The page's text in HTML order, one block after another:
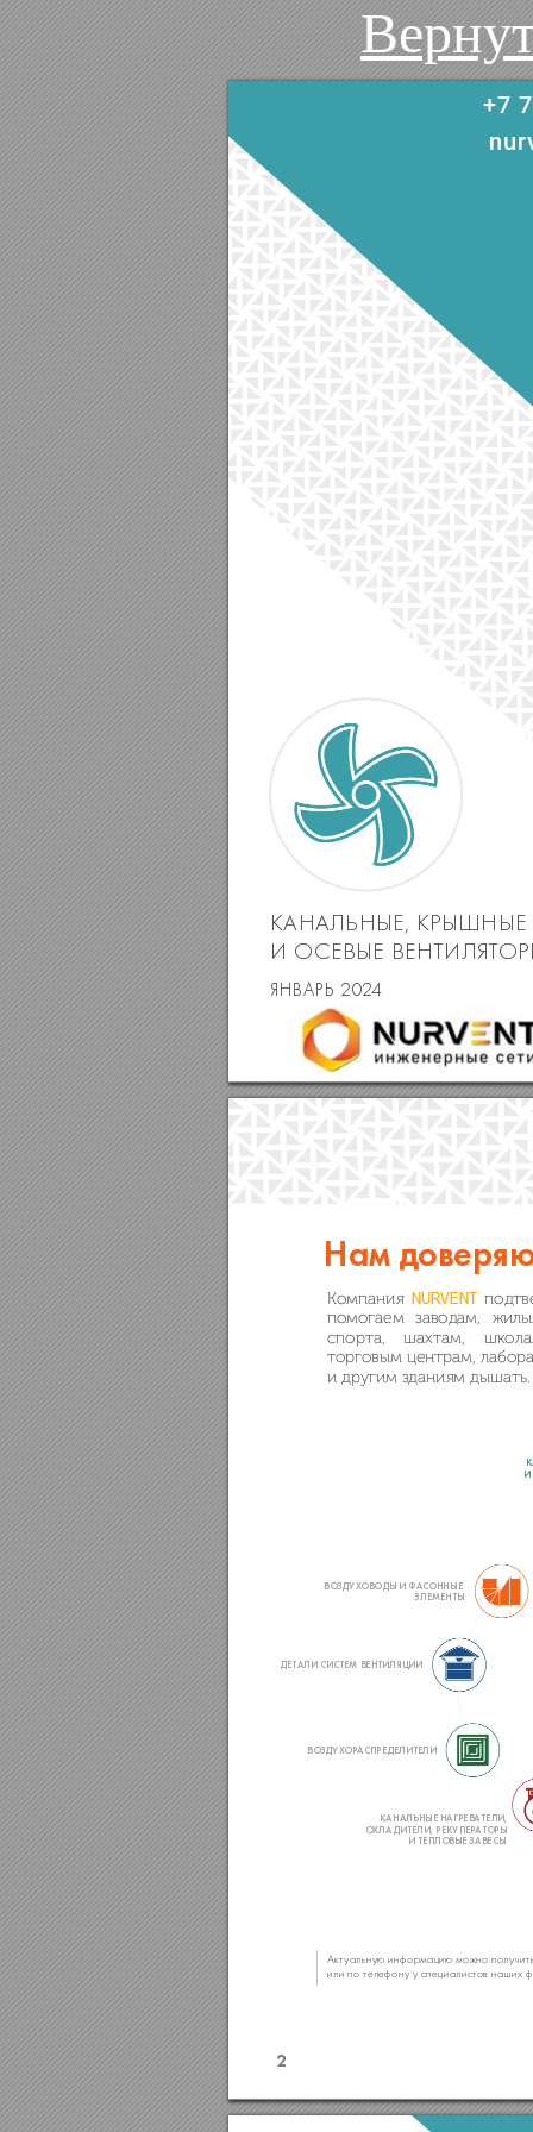
КАНАЛЬНЫЕ, КРЫШНЫЕ
И ОСЕВЫЕ ВЕНТИЛЯТ
ЯНВАРЬ 2024
+7
2
КАНАЛЬНЫЕ НАГРЕВАТЕЛИ,
ОХЛА ДИТЕЛИ, РЕКУПЕРАТОРЫ
И ТЕПЛОВЫЕ ЗАВЕСЫ
ВОЗДУХОРА СПРЕДЕЛИТЕЛИ
ДЕТАЛИ СИСТЕМ ВЕНТИЛЯЦИИ
ВОЗДУХОВОДЫ И ФАСОННЫЕ
ЭЛЕМЕНТЫ
Нам
Компания NURVENT
помогаем
заводам,
спорта,
шахтам,
торговым центрам,
и другим зданиям дышать.
И
Актуальную информацию можно
или по телефону у специалистов наших